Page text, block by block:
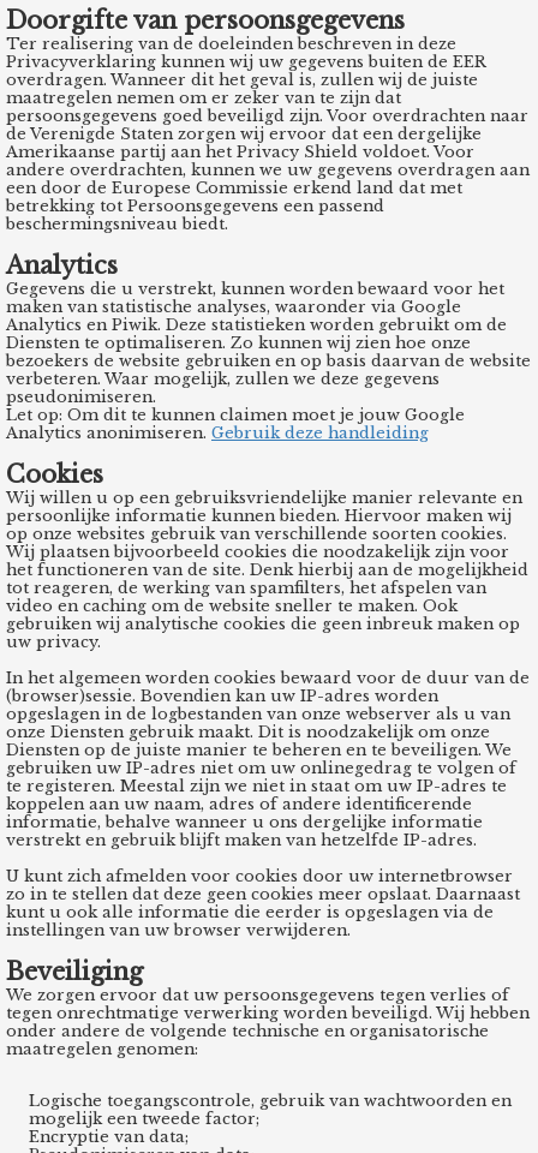
Doorgifte van persoonsgegevens
Ter realisering van de doeleinden beschreven in deze
Privacyverklaring kunnen wij uw gegevens buiten de EER
overdragen. Wanneer dit het geval is, zullen wij de juiste
maatregelen nemen om er zeker van te zijn dat
persoonsgegevens goed beveiligd zijn. Voor overdrachten naar
de Verenigde Staten zorgen wij ervoor dat een dergelijke
Amerikaanse partij aan het Privacy Shield voldoet. Voor
andere overdrachten, kunnen we uw gegevens overdragen aan
een door de Europese Commissie erkend land dat met
betrekking tot Persoonsgegevens een passend
beschermingsniveau biedt.
Analytics
Gegevens die u verstrekt, kunnen worden bewaard voor het
maken van statistische analyses, waaronder via Google
Analytics en Piwik. Deze statistieken worden gebruikt om de
Diensten te optimaliseren. Zo kunnen wij zien hoe onze
bezoekers de website gebruiken en op basis daarvan de website
verbeteren. Waar mogelijk, zullen we deze gegevens
pseudonimiseren.
Let op: Om dit te kunnen claimen moet je jouw Google
Analytics anonimiseren. Gebruik deze handleiding
Cookies
Wij willen u op een gebruiksvriendelijke manier relevante en
persoonlijke informatie kunnen bieden. Hiervoor maken wij
op onze websites gebruik van verschillende soorten cookies.
Wij plaatsen bijvoorbeeld cookies die noodzakelijk zijn voor
het functioneren van de site. Denk hierbij aan de mogelijkheid
tot reageren, de werking van spamfilters, het afspelen van
video en caching om de website sneller te maken. Ook
gebruiken wij analytische cookies die geen inbreuk maken op
uw privacy.
In het algemeen worden cookies bewaard voor de duur van de
(browser)sessie. Bovendien kan uw IP-adres worden
opgeslagen in de logbestanden van onze webserver als u van
onze Diensten gebruik maakt. Dit is noodzakelijk om onze
Diensten op de juiste manier te beheren en te beveiligen. We
gebruiken uw IP-adres niet om uw onlinegedrag te volgen of
te registeren. Meestal zijn we niet in staat om uw IP-adres te
koppelen aan uw naam, adres of andere identificerende
informatie, behalve wanneer u ons dergelijke informatie
verstrekt en gebruik blijft maken van hetzelfde IP-adres.
U kunt zich afmelden voor cookies door uw internetbrowser
zo in te stellen dat deze geen cookies meer opslaat. Daarnaast
kunt u ook alle informatie die eerder is opgeslagen via de
instellingen van uw browser verwijderen.
Beveiliging
We zorgen ervoor dat uw persoonsgegevens tegen verlies of
tegen onrechtmatige verwerking worden beveiligd. Wij hebben
onder andere de volgende technische en organisatorische
maatregelen genomen:
Logische toegangscontrole, gebruik van wachtwoorden en
mogelijk een tweede factor;
Encryptie van data;